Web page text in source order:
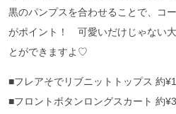
黒のパンプスを合わせることで、コ
がポイント！ 可愛いだけじゃない
とができますよ♡
■フレアそでリブニットトップス 約
■フロントボタンロングスカート 約